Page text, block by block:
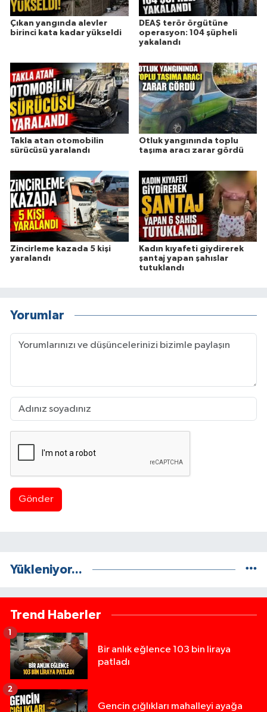
Çıkan yangında alevler
birinci kata kadar yükseldi
DEAŞ terör örgütüne
operasyon: 104 şüpheli
yakalandı
Takla atan otomobilin
sürücüsü yaralandı
Otluk yangınında toplu
taşıma aracı zarar gördü
Zincirleme kazada 5 kişi
yaralandı
Kadın kıyafeti giydirerek
şantaj yapan şahıslar
tutuklandı
Yorumlar
Gönder
Yükleniyor...
Trend Haberler
Bir anlık eğlence 103 bin liraya
patladı
1
Gencin çığlıkları mahalleyi ayağa
2